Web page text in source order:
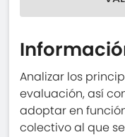
Analizar los
evaluación, así
adoptar en
colectivo al que